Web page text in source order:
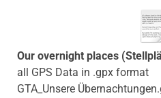
Our overnight places
all GPS Data in .gpx format
GTA_Unsere